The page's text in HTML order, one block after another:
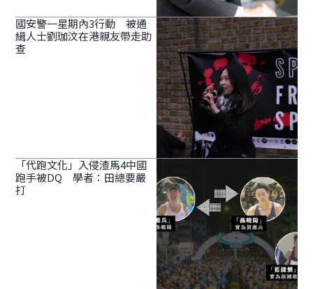
國安警一星期內3行動 被通
緝人士劉珈汶在港親友帶走助
查
「代跑文化」入侵渣馬4中國
跑手被DQ 學者：田總要嚴
打